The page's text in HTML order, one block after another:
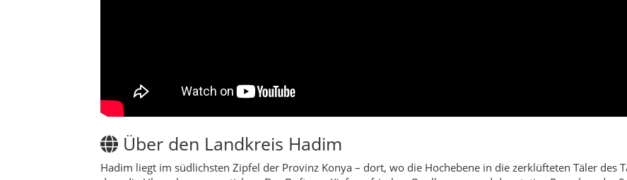
den Graten erscheinen, versteht man, warum Reisende Hadim oft als „stillen Balkon Anatoliens“ beschreiben.
Jahreszeiten & beste Reisezeit
Frühling (April–Juni) bringt Wildblumen, klare Bäche und weiche Temperaturen – ideal für Wanderungen.
angenehm; Schluchten und Wasserfälle spenden Kühlung. Im Herbst (September–Oktober) leuchten Felder
grandios. Der Winter kann in den Bergen schneereich sein – romantisch, aber nur mit passender